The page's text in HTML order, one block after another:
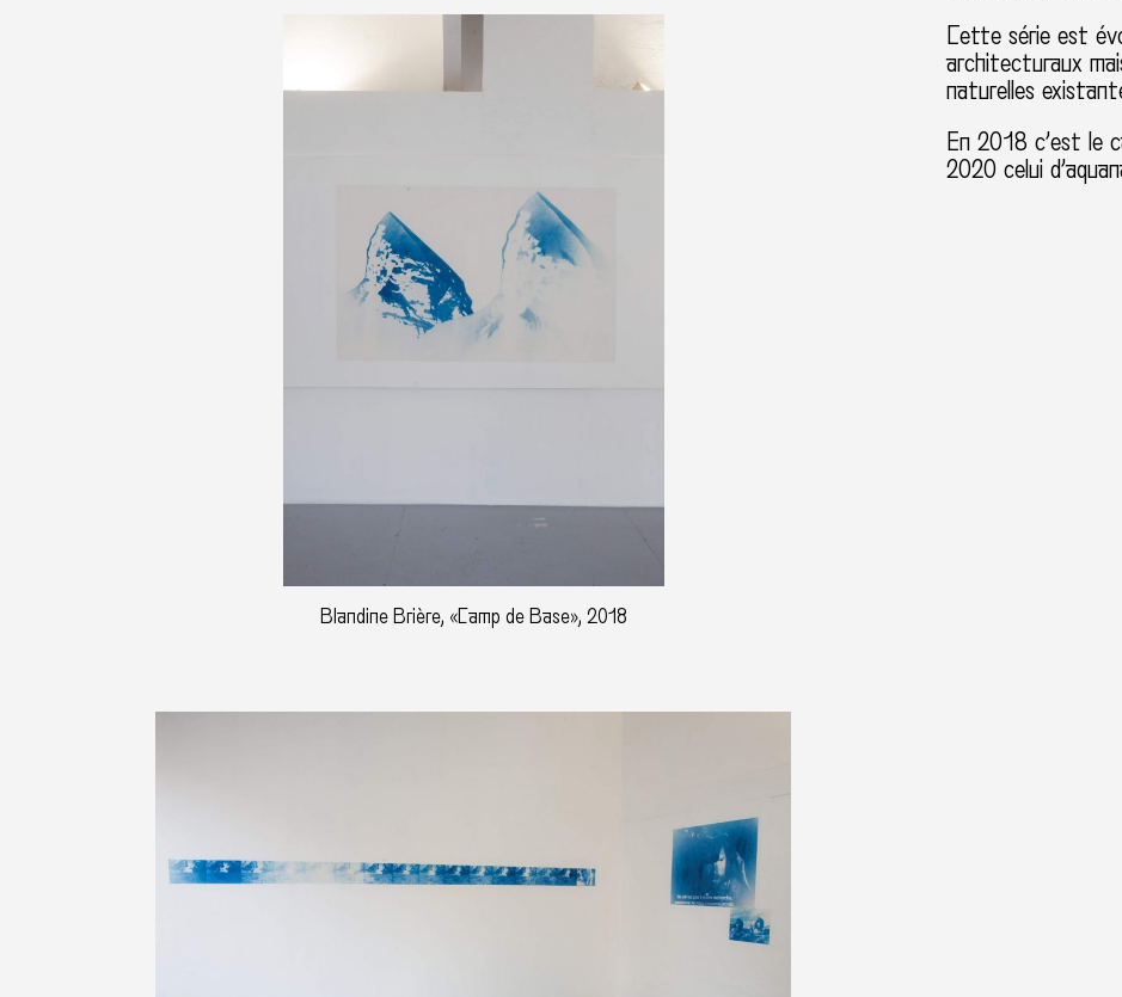
Blandine Brière, «Camp de Base», 2018
Cette série est
architecturaux
naturelles
En 2018 c’est le
2020 celui